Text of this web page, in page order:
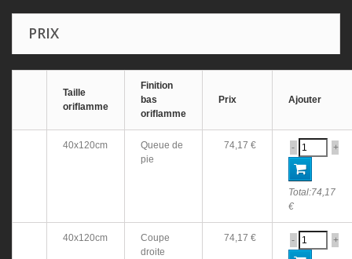
PRIX
Taille
oriflamme
Finition
bas
oriflamme
Prix Ajouter
40x120cm
Queue de
pie
74,17 € - +
Total:74,17
€
40x120cm
Coupe
droite
74,17 € - +